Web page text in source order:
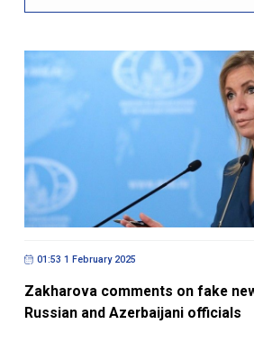
01:53 1 February 2025
Zakharova comments on fake
Russian and Azerbaijani officials